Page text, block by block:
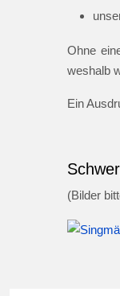
Ohne
weshalb
Ein
(Bilder